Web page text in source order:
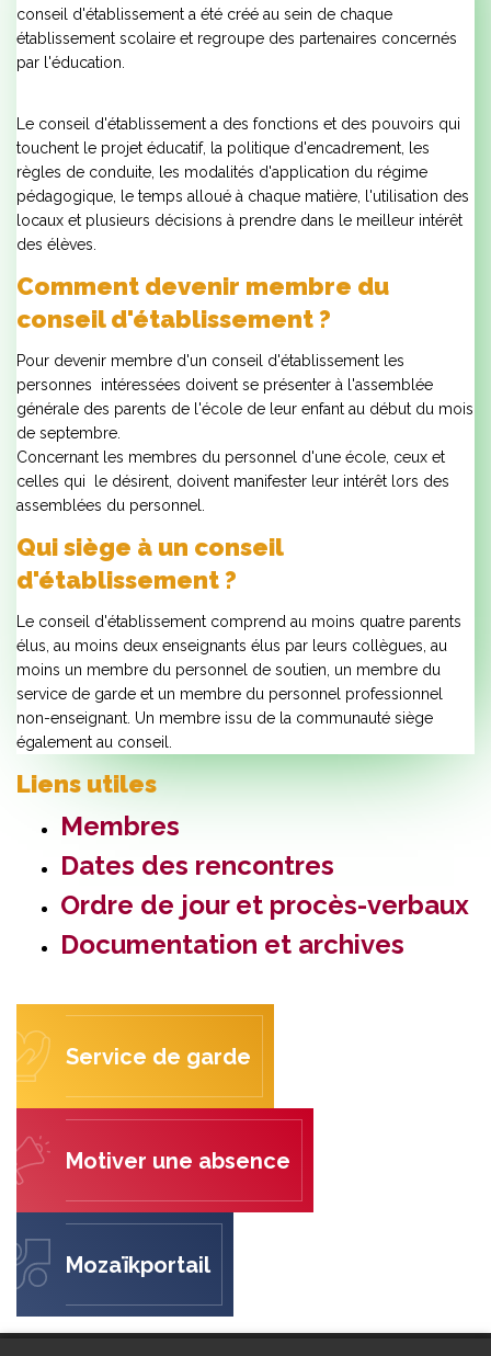
conseil d'établissement a été créé au sein de chaque
établissement scolaire et regroupe des partenaires concernés
par l'éducation.
Le conseil d'établissement a des fonctions et des pouvoirs qui
touchent le projet éducatif, la politique d'encadrement, les
règles de conduite, les modalités d'application du régime
pédagogique, le temps alloué à chaque matière, l'utilisation des
locaux et plusieurs décisions à prendre dans le meilleur intérêt
des élèves.
Comment devenir membre du
conseil d'établissement ?
Pour devenir membre d'un conseil d'établissement les
personnes intéressées doivent se présenter à l'assemblée
générale des parents de l'école de leur enfant au début du mois
de septembre.
Concernant les membres du personnel d'une école, ceux et
celles qui le désirent, doivent manifester leur intérêt lors des
assemblées du personnel.
Qui siège à un conseil
d'établissement ?
Le conseil d'établissement comprend au moins quatre parents
élus, au moins deux enseignants élus par leurs collègues, au
moins un membre du personnel de soutien, un membre du
service de garde et un membre du personnel professionnel
non-enseignant. Un membre issu de la communauté siège
également au conseil.
Liens utiles
Membres
Dates des rencontres
Ordre de jour et procès-verbaux
Documentation et archives
Service de garde
Motiver une absence
Mozaïkportail